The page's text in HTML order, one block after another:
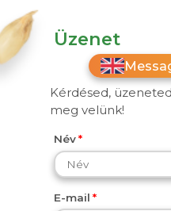
Üzenet
Kérdésed,
meg velünk!
Név
E-mail